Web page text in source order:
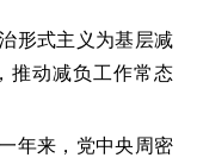
形式主义为基层减
推动减负工作常态
年来，党中央周密